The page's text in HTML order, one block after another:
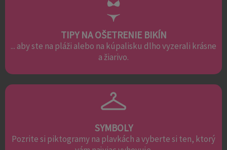
TIPY NA OŠETRENIE BIKÍN
... aby ste na pláži alebo na kúpalisku dlho vyzerali krásne
a žiarivo.
SYMBOLY
Pozrite si piktogramy na plavkách a vyberte si ten, ktorý